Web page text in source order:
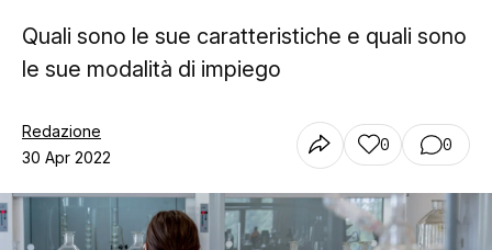
Chi siamo
Contatti
Quali sono le sue caratteristiche e quali sono
le sue modalità di impiego
Redazione
30 Apr 2022
0 0